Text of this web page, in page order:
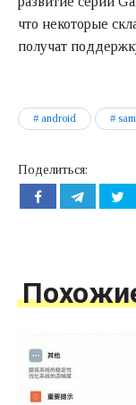
что некоторые
получат
android
Поделиться: